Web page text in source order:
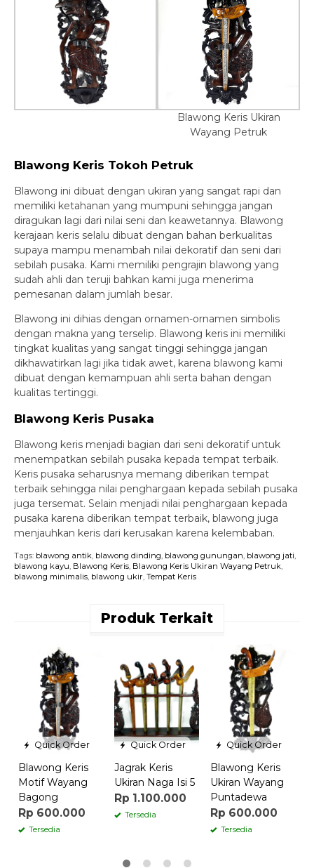
Blawong Keris Ukiran
Wayang Petruk
Blawong Keris Tokoh Petruk
Blawong ini dibuat dengan ukiran yang sangat rapi dan
memiliki ketahanan yang mumpuni sehingga jangan
diragukan lagi dari nilai seni dan keawetannya. Blawong
kerajaan keris selalu dibuat dengan bahan berkualitas
supaya mampu menambah nilai dekoratif dan seni dari
sebilah pusaka. Kami memiliki pengrajin blawong yang
sudah ahli dan teruji bahkan kami juga menerima
pemesanan dalam jumlah besar.
Blawong ini dihias dengan ornamen-ornamen simbolis
dengan makna yang terselip. Blawong keris ini memiliki
tingkat kualitas yang sangat tinggi sehingga jangan
dikhawatirkan lagi jika tidak awet, karena blawong kami
dibuat dengan kemampuan ahli serta bahan dengan
kualitas tertinggi.
Blawong Keris Pusaka
Blawong keris menjadi bagian dari seni dekoratif untuk
menempatkan sebilah pusaka kepada tempat terbaik.
Keris pusaka seharusnya memang diberikan tempat
terbaik sehingga nilai penghargaan kepada sebilah pusaka
juga tersemat. Selain menjadi nilai penghargaan kepada
pusaka karena diberikan tempat terbaik, blawong juga
menjauhkan keris dari kerusakan karena kelembaban.
Tags: blawong antik blawong dinding blawong gunungan blawong jati
blawong kayu Blawong Keris Blawong Keris Ukiran Wayang Petruk
blawong minimalis blawong ukir Tempat Keris
Produk Terkait
Quick Order
Blawong Keris
Motif Wayang
Bagong
Rp 600.000
Tersedia
Quick Order
Jagrak Keris
Ukiran Naga Isi 5
Rp 1.100.000
Tersedia
Quick Order
Blawong Keris
Ukiran Wayang
Puntadewa
Rp 600.000
Tersedia